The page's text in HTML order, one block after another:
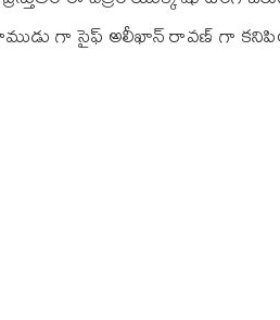
గా సైఫ్ అలీఖాన్ రావణ్ గా